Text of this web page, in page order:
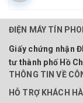
ĐIỆN MÁY TÍN
Giấy chứng nhận
tư thành phố Hồ
THÔNG TIN VỀ
HỖ TRỢ KHÁCH